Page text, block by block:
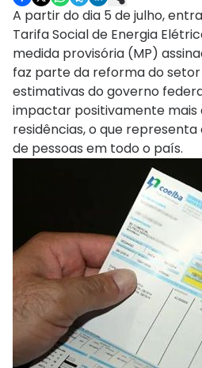
A partir do dia 5 de julho,
Tarifa Social de Energia
medida provisória (MP)
faz parte da reforma do setor
estimativas do governo
impactar positivamente mais
residências, o que
de pessoas em todo o país.